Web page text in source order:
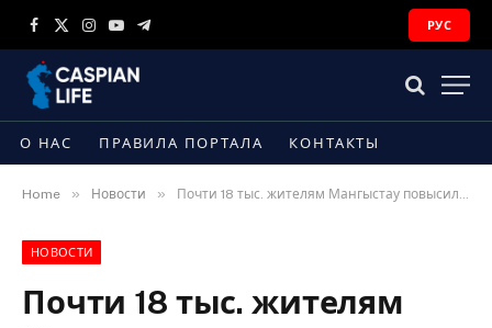
Facebook
X
Instagram
YouTubeTelegram
РУС
О НАС ПРАВИЛА ПОРТАЛА КОНТАКТЫ
Home » Новости » Почти 18 тыс. жителям Мангыстау повысили социальные пособия
НОВОСТИ
Почти 18 тыс. жителям